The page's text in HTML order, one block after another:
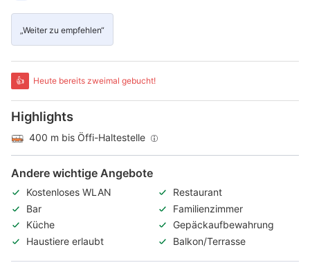
„Weiter zu empfehlen“
👍 Heute bereits zweimal gebucht!
Highlights
400 m bis Öffi-Haltestelle
Andere wichtige Angebote
Kostenloses WLAN
Restaurant
Bar
Familienzimmer
Küche
Gepäckaufbewahrung
Haustiere erlaubt
Balkon/Terrasse